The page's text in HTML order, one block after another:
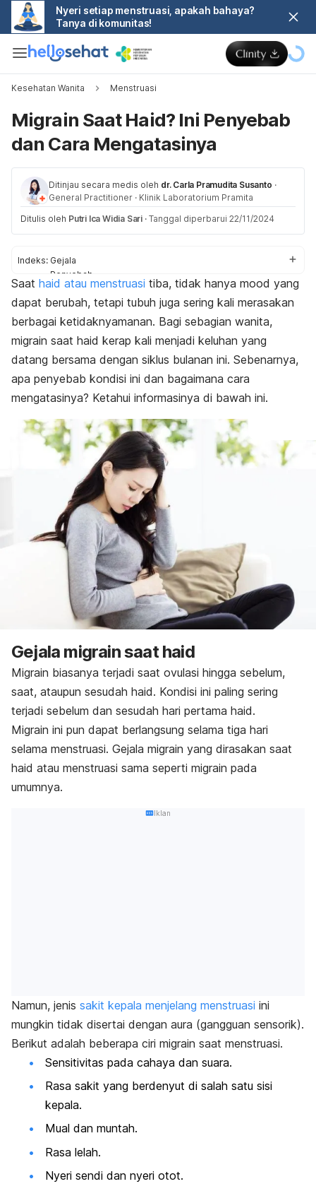
Nyeri setiap menstruasi, apakah bahaya?
Tanya di komunitas!
Kesehatan Wanita Menstruasi
Migrain Saat Haid? Ini Penyebab
dan Cara Mengatasinya
Ditinjau secara medis oleh dr. Carla Pramudita Susanto ·
General Practitioner · Klinik Laboratorium Pramita
Ditulis oleh Putri Ica Widia Sari · Tanggal diperbarui 22/11/2024
Indeks: Gejala
Penyebab
Cara mengatasi
Saat haid atau menstruasi tiba, tidak hanya mood yang
dapat berubah, tetapi tubuh juga sering kali merasakan
berbagai ketidaknyamanan. Bagi sebagian wanita,
migrain saat haid kerap kali menjadi keluhan yang
datang bersama dengan siklus bulanan ini. Sebenarnya,
apa penyebab kondisi ini dan bagaimana cara
mengatasinya? Ketahui informasinya di bawah ini.
Gejala migrain saat haid
Migrain biasanya terjadi saat ovulasi hingga sebelum,
saat, ataupun sesudah haid. Kondisi ini paling sering
terjadi sebelum dan sesudah hari pertama haid.
Migrain ini pun dapat berlangsung selama tiga hari
selama menstruasi. Gejala migrain yang dirasakan saat
haid atau menstruasi sama seperti migrain pada
umumnya.
Iklan
Namun, jenis sakit kepala menjelang menstruasi ini
mungkin tidak disertai dengan aura (gangguan sensorik).
Berikut adalah beberapa ciri migrain saat menstruasi.
Sensitivitas pada cahaya dan suara.
Rasa sakit yang berdenyut di salah satu sisi
kepala.
Mual dan muntah.
Rasa lelah.
Nyeri sendi dan nyeri otot.